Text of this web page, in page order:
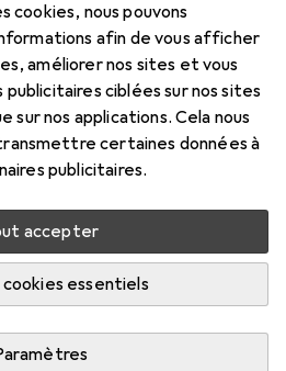
cookies, nous pouvons
afin de vous afficher
améliorer nos sites et vous
ciblées sur nos sites
sur nos applications. Cela nous
certaines données à
publicitaires.
accepter
cookies essentiels
mar, 18/8
chez le fournisseur
au panier
Ajouter à la liste
de 30,– i